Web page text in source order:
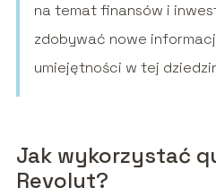
na temat finansów i
zdobywać nowe
umiejętności w tej
Jak wykorzystać
Revolut?